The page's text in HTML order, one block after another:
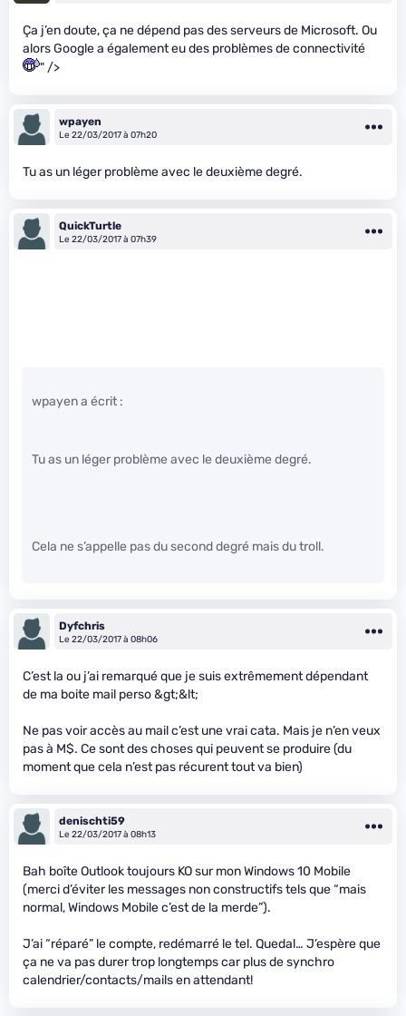
Ça j’en doute, ça ne dépend pas des serveurs de Microsoft. Ou
alors Google a également eu des problèmes de connectivité
" />
wpayen
Le 22/03/2017 à 07h20
Tu as un léger problème avec le deuxième degré.
QuickTurtle
Le 22/03/2017 à 07h39
wpayen a écrit :
Tu as un léger problème avec le deuxième degré.
Cela ne s’appelle pas du second degré mais du troll.
Dyfchris
Le 22/03/2017 à 08h06
C’est la ou j’ai remarqué que je suis extrêmement dépendant
de ma boite mail perso &gt;&lt;
Ne pas voir accès au mail c’est une vrai cata. Mais je n’en veux
pas à M$. Ce sont des choses qui peuvent se produire (du
moment que cela n’est pas récurent tout va bien)
denischti59
Le 22/03/2017 à 08h13
Bah boîte Outlook toujours KO sur mon Windows 10 Mobile
(merci d’éviter les messages non constructifs tels que “mais
normal, Windows Mobile c’est de la merde”).
J’ai “réparé” le compte, redémarré le tel. Quedal… J’espère que
ça ne va pas durer trop longtemps car plus de synchro
calendrier/contacts/mails en attendant!